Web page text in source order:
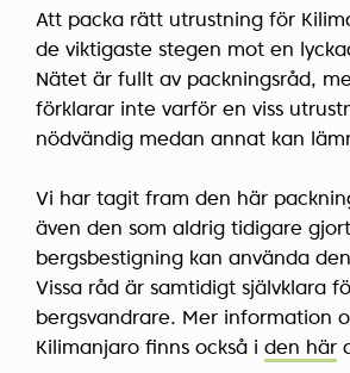
Att packa rätt utrustning för
de viktigaste stegen mot en
Nätet är fullt av packningsråd,
förklarar inte varför en viss
nödvändig medan annat kan
Vi har tagit fram den här
även den som aldrig tidigare
bergsbestigning kan använda
Vissa råd är samtidigt självklara
bergsvandrare. Mer information
Kilimanjaro finns också i den här